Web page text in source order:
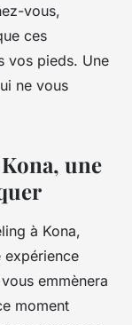
vous,
ces
vos pieds. Une
ne vous
une
à Kona,
expérience
emmènera
moment